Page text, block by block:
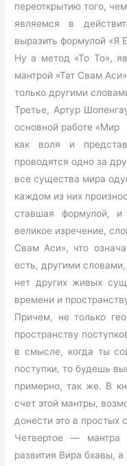
переоткрытию того,
являемся в
выразить формулой «Я
Ну а метод «То То»,
мантрой «Тат Свам
только другими
Третье, Артур
основной работе «Мир
как воля и
проводятся одно за
все существа мира
каждом из них
ставшая формулой,
великое изречение,
Свам Аси», что
есть, другими словами,
нет других живых
времени и
Причем, не только
пространству
в смысле, когда ты
поступки, то будешь
примерно, так же. В
счет этой мантры,
донести это в простых
Четвертое — мантра
развития Вира бхавы, а